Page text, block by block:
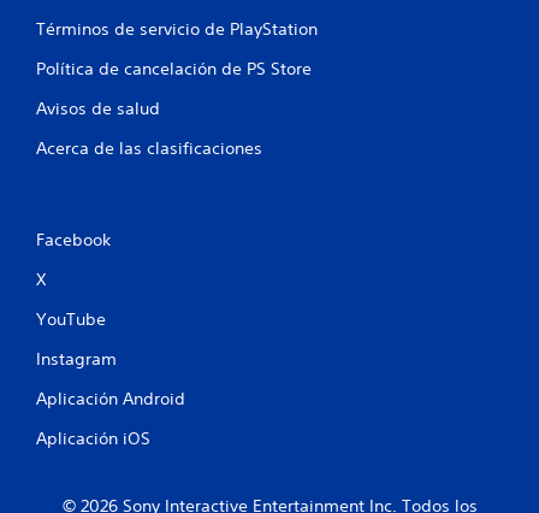
Términos de servicio de PlayStation
Política de cancelación de PS Store
Avisos de salud
Acerca de las clasificaciones
Facebook
X
YouTube
Instagram
Aplicación Android
Aplicación iOS
© 2026 Sony Interactive Entertainment Inc. Todos los